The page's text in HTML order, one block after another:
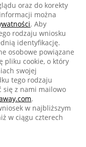
oraz do korekty
można
. Aby
rodzaju wniosku
identyfikację.
osobowe powiązane
pliku cookie, o który
swojej
tego rodzaju
się z nami mailowo
.
w najbliższym
w ciągu czterech